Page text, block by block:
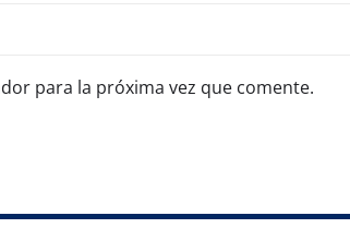
para la próxima vez que comente.